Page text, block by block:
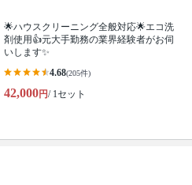
🌟ハウスクリーニング全般対応🌟エコ洗
剤使用👍元大手勤務の業界経験者がお伺
いします✨
4.68(205件)
42,000円/ 1セット